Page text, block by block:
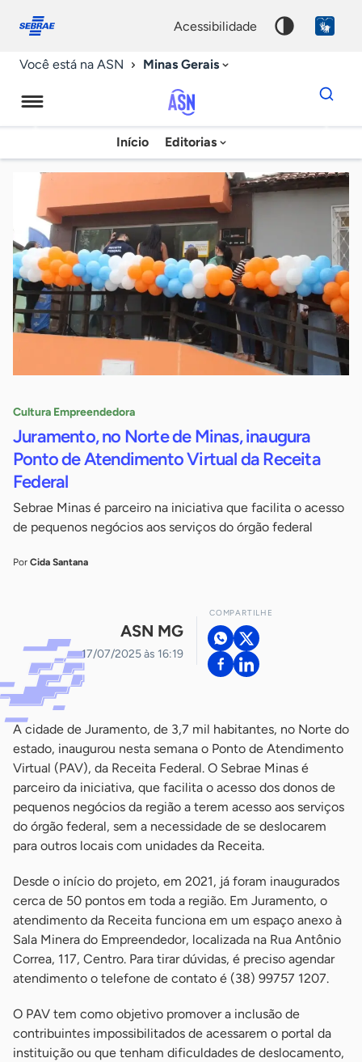
conosco
acessibilidade
Você está na ASN Minas Gerais
Agência
Sebrae
de
Notícias
Início Editorias
Dados
para
chave
Cultura Empreendedora
Juramento, no Norte de Minas, inaugura
Ponto de Atendimento Virtual da Receita
Federal
Sebrae Minas é parceiro na iniciativa que facilita o acesso
de pequenos negócios aos serviços do órgão federal
Por Cida Santana
ASN MG
17/07/2025 às 16:19
COMPARTILHE
A cidade de Juramento, de 3,7 mil habitantes, no Norte do
estado, inaugurou nesta semana o Ponto de Atendimento
Virtual (PAV), da Receita Federal. O Sebrae Minas é
parceiro da iniciativa, que facilita o acesso dos donos de
pequenos negócios da região a terem acesso aos serviços
do órgão federal, sem a necessidade de se deslocarem
para outros locais com unidades da Receita.
Desde o início do projeto, em 2021, já foram inaugurados
cerca de 50 pontos em toda a região. Em Juramento, o
atendimento da Receita funciona em um espaço anexo à
Sala Minera do Empreendedor, localizada na Rua Antônio
Correa, 117, Centro. Para tirar dúvidas, é preciso agendar
atendimento o telefone de contato é (38) 99757 1207.
O PAV tem como objetivo promover a inclusão de
contribuintes impossibilitados de acessarem o portal da
instituição ou que tenham dificuldades de deslocamento,